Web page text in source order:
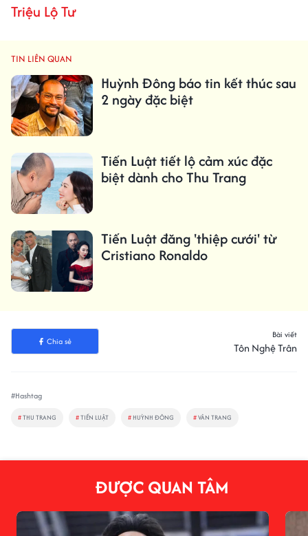
Triệu Lộ Tư
TIN LIÊN QUAN
Huỳnh Đông báo tin kết thúc sau
2 ngày đặc biệt
Tiến Luật tiết lộ cảm xúc đặc
biệt dành cho Thu Trang
Tiến Luật đăng 'thiệp cưới' từ
Cristiano Ronaldo
Chia sẻ
Bài viết
Tôn Nghệ Trân
#Hashtag
#THU TRANG #TIẾN LUẬT # HUỲNH ĐÔNG #VÂN TRANG
ĐƯỢC QUAN TÂM